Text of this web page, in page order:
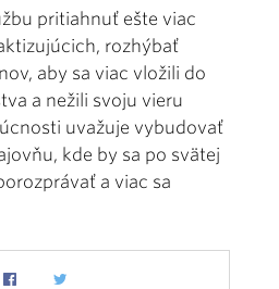
pritiahnuť ešte viac
rozhýbať
aby sa viac vložili do
a nežili svoju vieru
uvažuje vybudovať
kde by sa po svätej
a viac sa